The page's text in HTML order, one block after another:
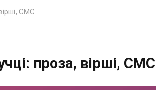
СМС
проза, вірші, СМС